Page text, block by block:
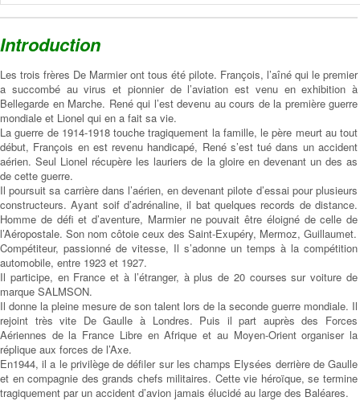
Introduction
Les trois frères De Marmier ont tous été pilote. François, l’aîné qui le premier
a succombé au virus et pionnier de l’aviation est venu en exhibition à
Bellegarde en Marche. René qui l’est devenu au cours de la première guerre
mondiale et Lionel qui en a fait sa vie.
La guerre de 1914-1918 touche tragiquement la famille, le père meurt au tout
début, François en est revenu handicapé, René s’est tué dans un accident
aérien. Seul Lionel récupère les lauriers de la gloire en devenant un des as
de cette guerre.
Il poursuit sa carrière dans l’aérien, en devenant pilote d’essai pour plusieurs
constructeurs. Ayant soif d’adrénaline, il bat quelques records de distance.
Homme de défi et d’aventure, Marmier ne pouvait être éloigné de celle de
l’Aéropostale. Son nom côtoie ceux des Saint-Exupéry, Mermoz, Guillaumet.
Compétiteur, passionné de vitesse, Il s’adonne un temps à la compétition
automobile, entre 1923 et 1927.
Il participe, en France et à l’étranger, à plus de 20 courses sur voiture de
marque SALMSON.
Il donne la pleine mesure de son talent lors de la seconde guerre mondiale. Il
rejoint très vite De Gaulle à Londres. Puis il part auprès des Forces
Aériennes de la France Libre en Afrique et au Moyen-Orient organiser la
réplique aux forces de l’Axe.
En1944, il a le privilège de défiler sur les champs Elysées derrière de Gaulle
et en compagnie des grands chefs militaires. Cette vie héroïque, se termine
tragiquement par un accident d’avion jamais élucidé au large des Baléares.